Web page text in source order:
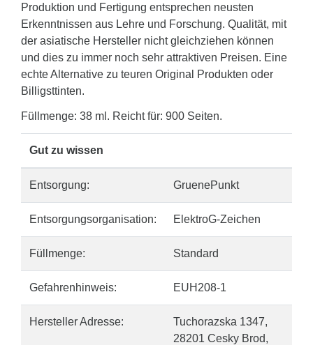
Produktion und Fertigung entsprechen neusten
Erkenntnissen aus Lehre und Forschung. Qualität, mit
der asiatische Hersteller nicht gleichziehen können
und dies zu immer noch sehr attraktiven Preisen. Eine
echte Alternative zu teuren Original Produkten oder
Billigsttinten.
Füllmenge: 38 ml. Reicht für: 900 Seiten.
Gut zu wissen
Entsorgung: GruenePunkt
Entsorgungsorganisation: ElektroG-Zeichen
Füllmenge: Standard
Gefahrenhinweis: EUH208-1
Hersteller Adresse:
Tuchorazska 1347,
28201 Cesky Brod,